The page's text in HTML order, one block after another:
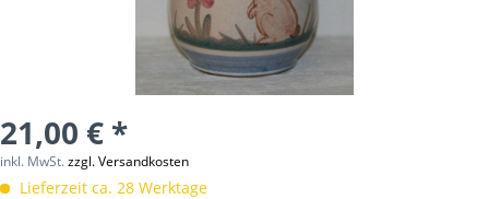
21,00 € *
inkl. MwSt.zzgl. Versandkosten
Lieferzeit ca. 28 Werktage